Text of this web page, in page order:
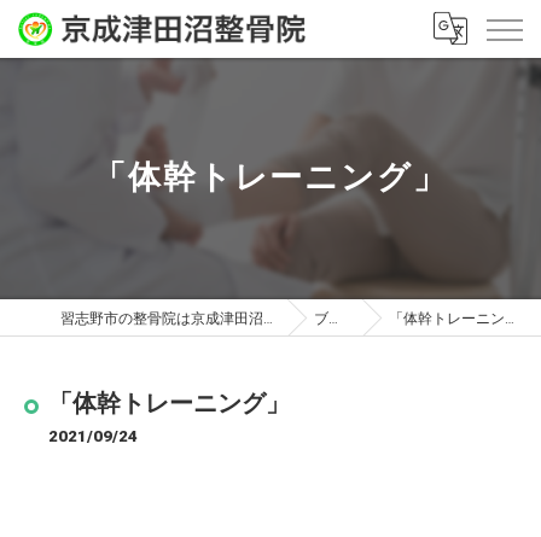
「体幹トレーニング」
習志野市の整骨院は京成津田沼整骨院 ブログ 「体幹トレーニング」
「体幹トレーニング」
2021/09/24